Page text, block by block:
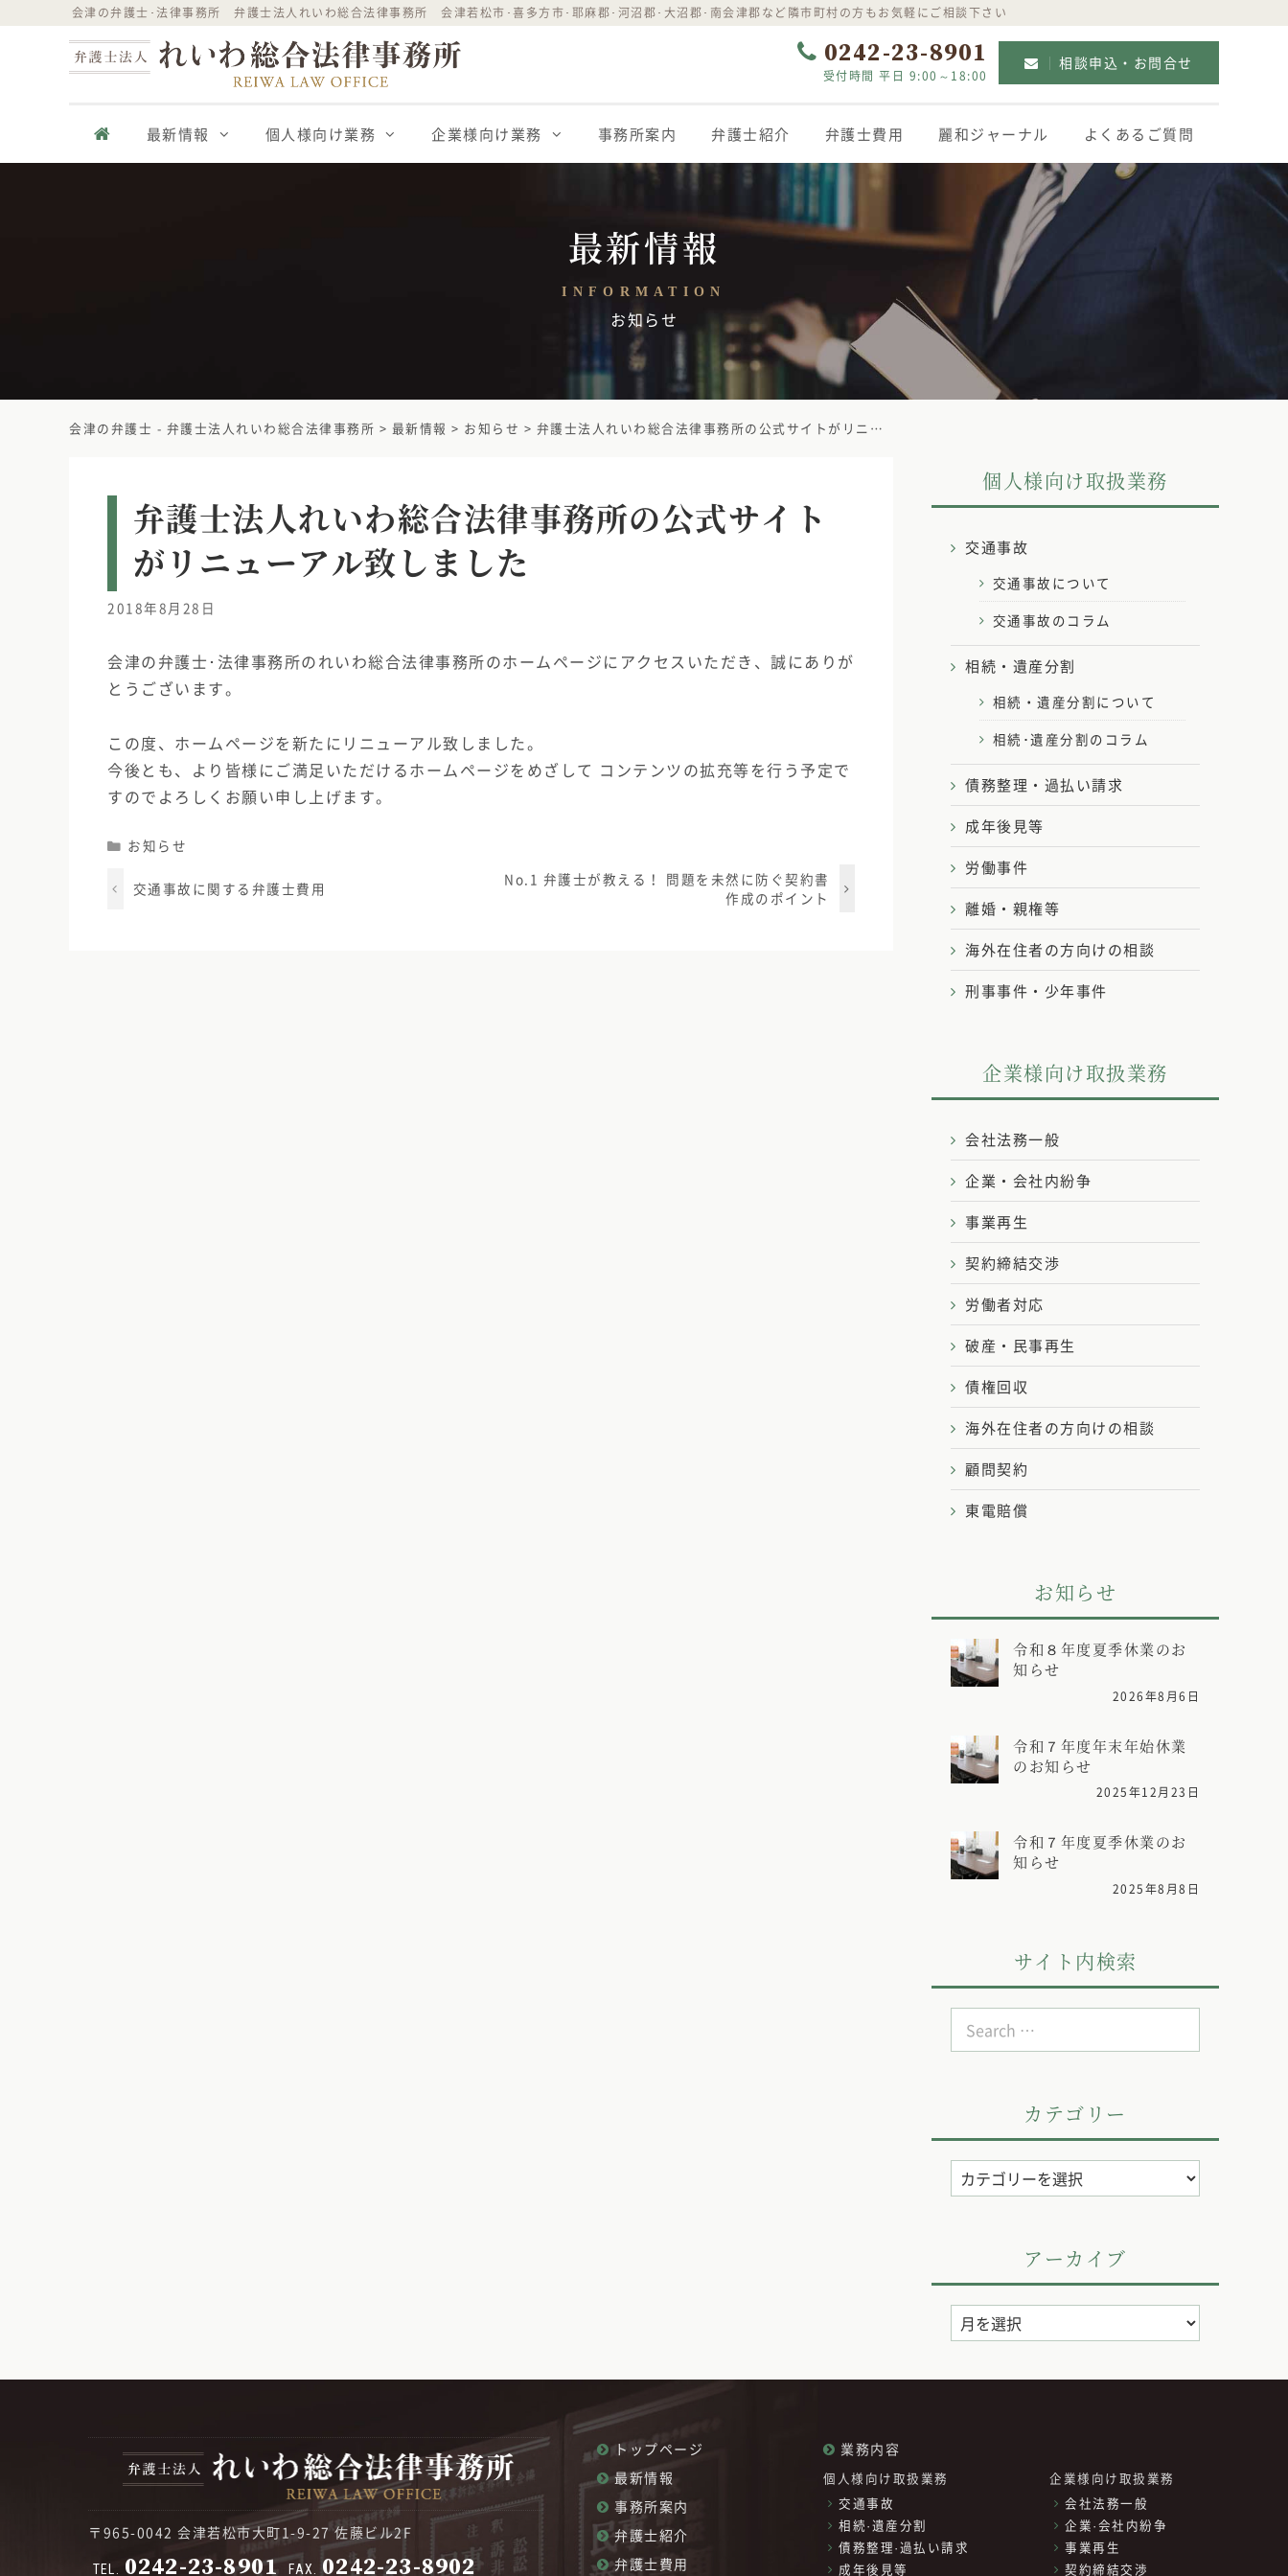
会津の弁護士･法律事務所 弁護士法人れいわ総合法律事務所 会津若松市･喜多方市･耶麻郡･河沼郡･大沼郡･南会津郡など隣市町村の方もお気軽にご相談下さい
0242-23-8901
受付時間 平日 9:00～18:00
相談申込・お問合せ
最新情報 個人様向け業務 企業様向け業務 事務所案内 弁護士紹介 弁護士費用 麗和ジャーナル よくあるご質問
最新情報
INFORMATION
お知らせ
会津の弁護士 - 弁護士法人れいわ総合法律事務所 > 最新情報 > お知らせ > 弁護士法人れいわ総合法律事務所の公式サイトがリニューアル致しました
弁護士法人れいわ総合法律事務所の公式サイト
がリニューアル致しました
2018年8月28日
会津の弁護士･法律事務所のれいわ総合法律事務所のホームページにアクセスいただき、誠にありが
とうございます。
この度、ホームページを新たにリニューアル致しました。
今後とも、より皆様にご満足いただけるホームページをめざして コンテンツの拡充等を行う予定で
すのでよろしくお願い申し上げます。
Categories
お知らせ
交通事故に関する弁護士費用
No.1 弁護士が教える！ 問題を未然に防ぐ契約書
作成のポイント
個人様向け取扱業務
交通事故
交通事故について
交通事故のコラム
相続・遺産分割
相続・遺産分割について
相続･遺産分割のコラム
債務整理・過払い請求
成年後見等
労働事件
離婚・親権等
海外在住者の方向けの相談
刑事事件・少年事件
企業様向け取扱業務
会社法務一般
企業・会社内紛争
事業再生
契約締結交渉
労働者対応
破産・民事再生
債権回収
海外在住者の方向けの相談
顧問契約
東電賠償
お知らせ
令和８年度夏季休業のお
知らせ
2026年8月6日
令和７年度年末年始休業
のお知らせ
2025年12月23日
令和７年度夏季休業のお
知らせ
2025年8月8日
サイト内検索
for:
カテゴリー
カ
テ
アーカイブ
ア
ー
〒965-0042 会津若松市大町1-9-27 佐藤ビル2F
TEL. 0242-23-8901 FAX. 0242-23-8902
トップページ
最新情報
事務所案内
弁護士紹介
弁護士費用
業務内容
個人様向け取扱業務
交通事故
相続·遺産分割
債務整理·過払い請求
成年後見等
企業様向け取扱業務
会社法務一般
企業·会社内紛争
事業再生
契約締結交渉